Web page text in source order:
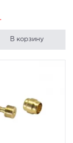
В корзину